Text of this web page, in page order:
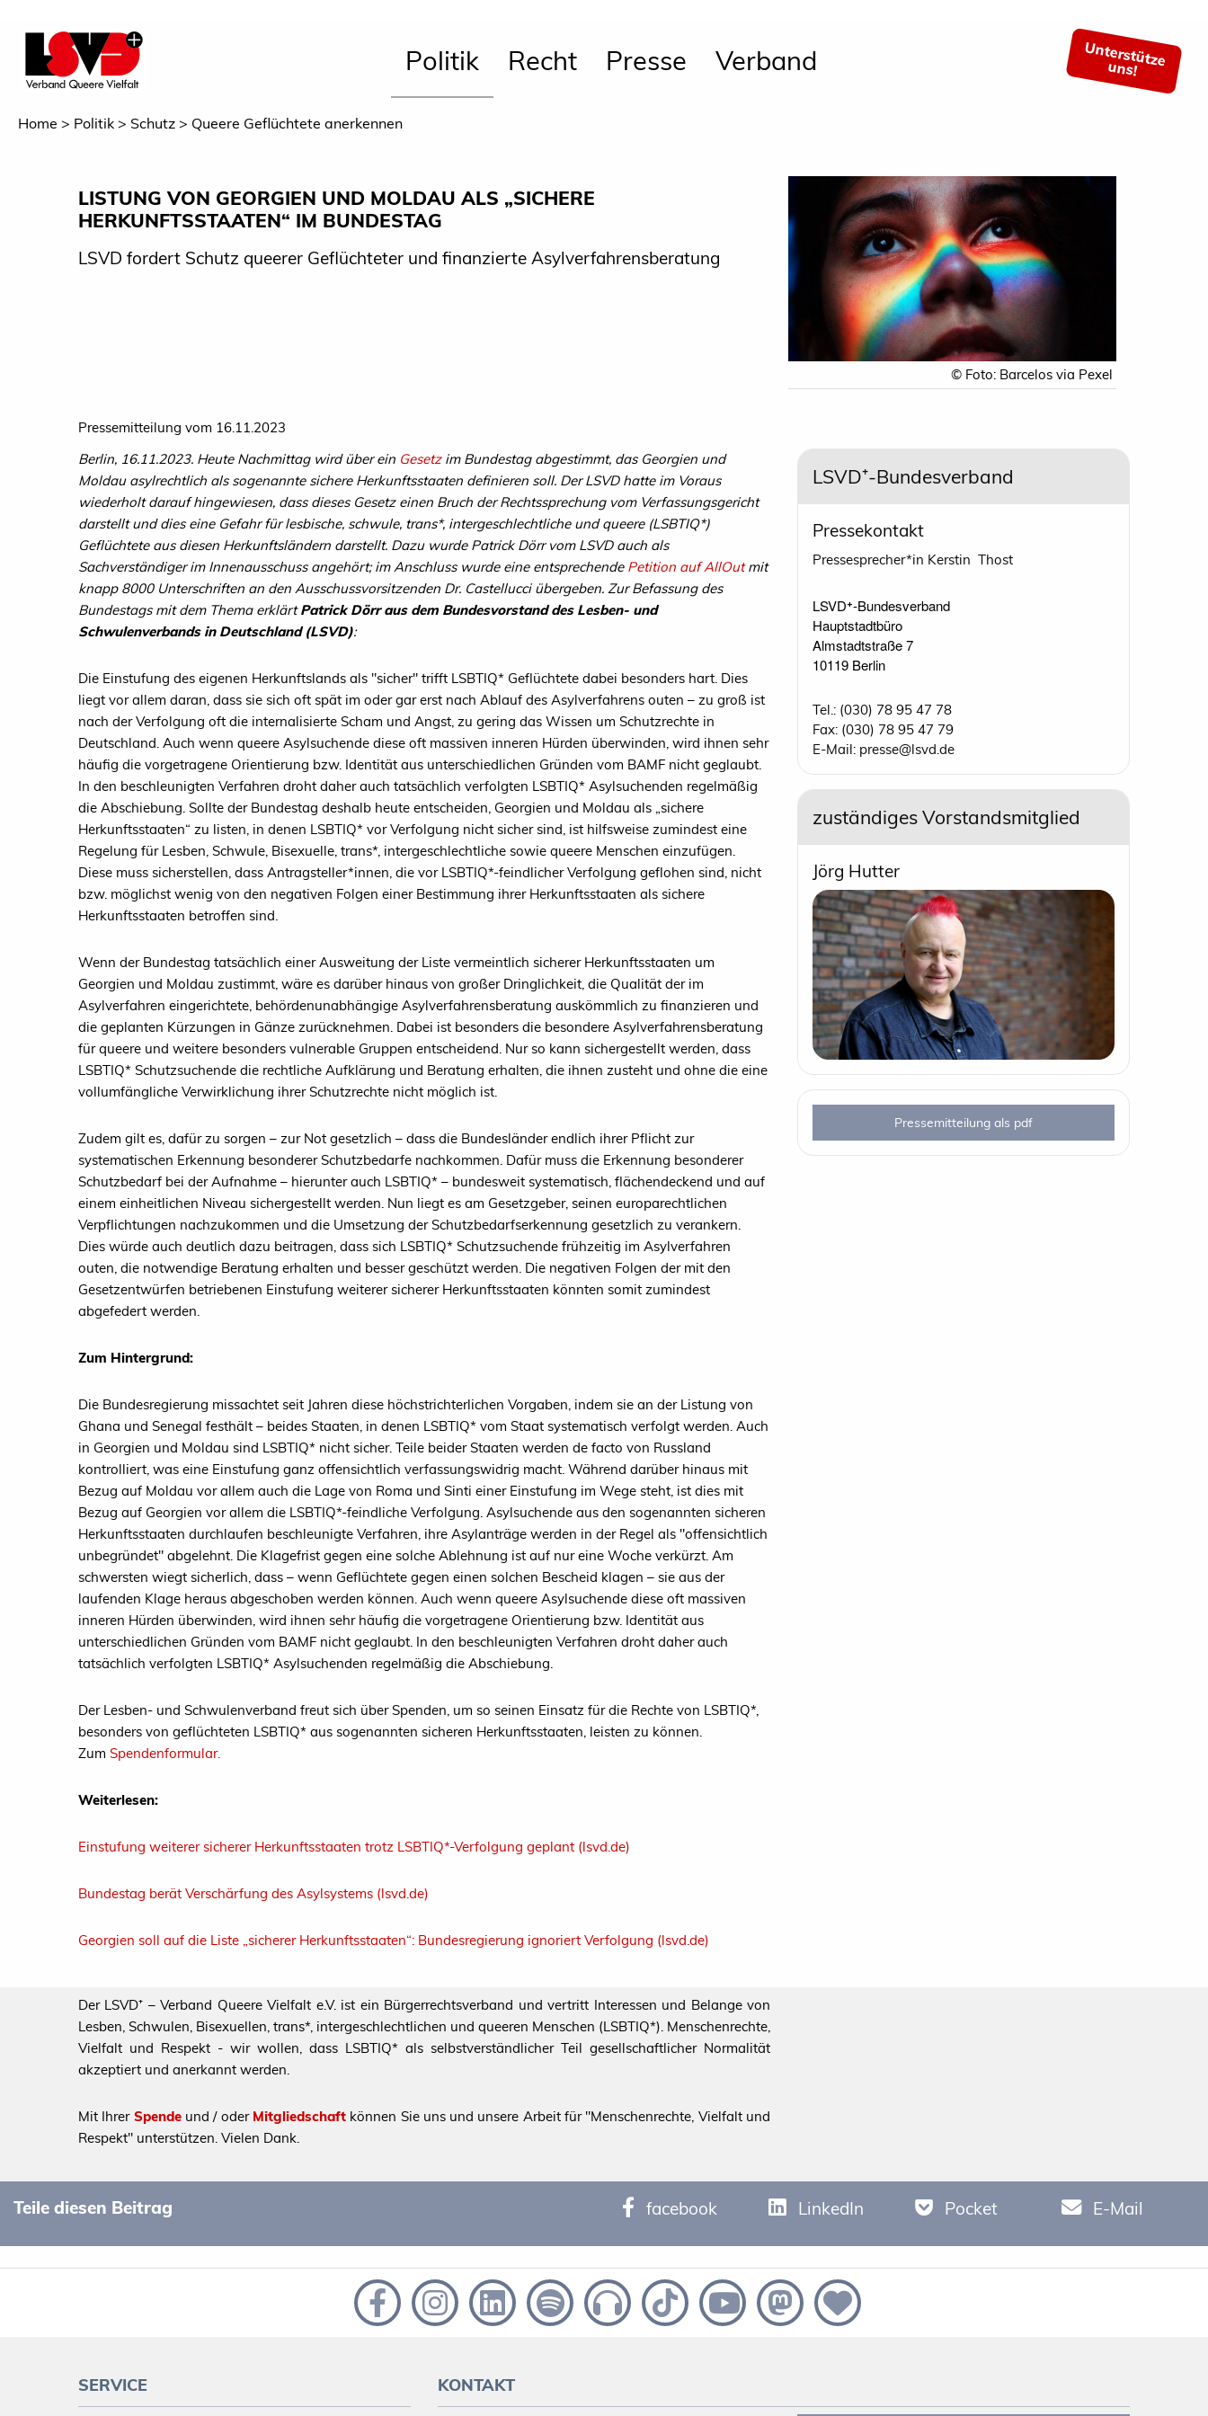
Politik Recht Presse Verband Unterstütze
uns!
Home Politik Schutz Queere Geflüchtete anerkennen
LISTUNG VON GEORGIEN UND MOLDAU ALS „SICHERE
HERKUNFTSSTAATEN“ IM BUNDESTAG
LSVD fordert Schutz queerer Geflüchteter und finanzierte Asylverfahrensberatung
© Foto: Barcelos via Pexel
Pressemitteilung vom 16.11.2023
Berlin, 16.11.2023. Heute Nachmittag wird über ein Gesetzim Bundestag abgestimmt, das Georgien und
Moldau asylrechtlich als sogenannte sichere Herkunftsstaaten definieren soll. Der LSVD hatte im Voraus
wiederholt darauf hingewiesen, dass dieses Gesetz einen Bruch der Rechtssprechung vom Verfassungsgericht
darstellt und dies eine Gefahr für lesbische, schwule, trans*, intergeschlechtliche und queere (LSBTIQ*)
Geflüchtete aus diesen Herkunftsländern darstellt. Dazu wurde Patrick Dörr vom LSVD auch als
Sachverständiger im Innenausschuss angehört; im Anschluss wurde eine entsprechende Petition auf AllOutmit
knapp 8000 Unterschriften an den Ausschussvorsitzenden Dr. Castellucci übergeben. Zur Befassung des
Bundestags mit dem Thema erklärtPatrick Dörr aus dem Bundesvorstand des Lesben- und
Schwulenverbands in Deutschland (LSVD):
Die Einstufung des eigenen Herkunftslands als "sicher" trifft LSBTIQ* Geflüchtete dabei besonders hart. Dies
liegt vor allem daran, dass sie sich oft spät im oder gar erst nach Ablauf des Asylverfahrens outen – zu groß ist
nach der Verfolgung oft die internalisierte Scham und Angst, zu gering das Wissen um Schutzrechte in
Deutschland. Auch wenn queere Asylsuchende diese oft massiven inneren Hürden überwinden, wird ihnen sehr
häufig die vorgetragene Orientierung bzw. Identität aus unterschiedlichen Gründen vom BAMF nicht geglaubt.
In den beschleunigten Verfahren droht daher auch tatsächlich verfolgten LSBTIQ* Asylsuchenden regelmäßig
die Abschiebung. Sollte der Bundestag deshalb heute entscheiden, Georgien und Moldau als „sichere
Herkunftsstaaten“ zu listen, in denen LSBTIQ* vor Verfolgung nicht sicher sind, ist hilfsweise zumindest eine
Regelung für Lesben, Schwule, Bisexuelle, trans*, intergeschlechtliche sowie queere Menschen einzufügen.
Diese muss sicherstellen, dass Antragsteller*innen, die vor LSBTIQ*-feindlicher Verfolgung geflohen sind, nicht
bzw. möglichst wenig von den negativen Folgen einer Bestimmung ihrer Herkunftsstaaten als sichere
Herkunftsstaaten betroffen sind.
Wenn der Bundestag tatsächlich einer Ausweitung der Liste vermeintlich sicherer Herkunftsstaaten um
Georgien und Moldau zustimmt, wäre es darüber hinaus von großer Dringlichkeit, die Qualität der im
Asylverfahren eingerichtete, behördenunabhängige Asylverfahrensberatung auskömmlich zu finanzieren und
die geplanten Kürzungen in Gänze zurücknehmen. Dabei ist besonders die besondere Asylverfahrensberatung
für queere und weitere besonders vulnerable Gruppen entscheidend. Nur so kann sichergestellt werden, dass
LSBTIQ* Schutzsuchende die rechtliche Aufklärung und Beratung erhalten, die ihnen zusteht und ohne die eine
vollumfängliche Verwirklichung ihrer Schutzrechte nicht möglich ist.
Zudem gilt es, dafür zu sorgen – zur Not gesetzlich – dass die Bundesländer endlich ihrer Pflicht zur
systematischen Erkennung besonderer Schutzbedarfe nachkommen. Dafür muss die Erkennung besonderer
Schutzbedarf bei der Aufnahme – hierunter auch LSBTIQ* – bundesweit systematisch, flächendeckend und auf
einem einheitlichen Niveau sichergestellt werden. Nun liegt es am Gesetzgeber, seinen europarechtlichen
Verpflichtungen nachzukommen und die Umsetzung der Schutzbedarfserkennung gesetzlich zu verankern.
Dies würde auch deutlich dazu beitragen, dass sich LSBTIQ* Schutzsuchende frühzeitig im Asylverfahren
outen, die notwendige Beratung erhalten und besser geschützt werden. Die negativen Folgen der mit den
Gesetzentwürfen betriebenen Einstufung weiterer sicherer Herkunftsstaaten könnten somit zumindest
abgefedert werden.
Zum Hintergrund:
Die Bundesregierung missachtet seit Jahren diese höchstrichterlichen Vorgaben, indem sie an der Listung von
Ghana und Senegal festhält – beides Staaten, in denen LSBTIQ* vom Staat systematisch verfolgt werden. Auch
in Georgien und Moldau sind LSBTIQ* nicht sicher. Teile beider Staaten werden de facto von Russland
kontrolliert, was eine Einstufung ganz offensichtlich verfassungswidrig macht. Während darüber hinaus mit
Bezug auf Moldau vor allem auch die Lage von Roma und Sinti einer Einstufung im Wege steht, ist dies mit
Bezug auf Georgien vor allem die LSBTIQ*-feindliche Verfolgung. Asylsuchende aus den sogenannten sicheren
Herkunftsstaaten durchlaufen beschleunigte Verfahren, ihre Asylanträge werden in der Regel als "offensichtlich
unbegründet" abgelehnt. Die Klagefrist gegen eine solche Ablehnung ist auf nur eine Woche verkürzt. Am
schwersten wiegt sicherlich, dass – wenn Geflüchtete gegen einen solchen Bescheid klagen – sie aus der
laufenden Klage heraus abgeschoben werden können. Auch wenn queere Asylsuchende diese oft massiven
inneren Hürden überwinden, wird ihnen sehr häufig die vorgetragene Orientierung bzw. Identität aus
unterschiedlichen Gründen vom BAMF nicht geglaubt. In den beschleunigten Verfahren droht daher auch
tatsächlich verfolgten LSBTIQ* Asylsuchenden regelmäßig die Abschiebung.
Der Lesben- und Schwulenverband freut sich über Spenden, um so seinen Einsatz für die Rechte von LSBTIQ*,
besonders von geflüchteten LSBTIQ* aus sogenannten sicheren Herkunftsstaaten, leisten zu können.
Zum Spendenformular.
Weiterlesen:
Einstufung weiterer sicherer Herkunftsstaaten trotz LSBTIQ*-Verfolgung geplant (lsvd.de)
Bundestag berät Verschärfung des Asylsystems (lsvd.de)
Georgien soll auf die Liste „sicherer Herkunftsstaaten“: Bundesregierung ignoriert Verfolgung (lsvd.de)
LSVD⁺-Bundesverband
Pressekontakt
Pressesprecher*in Kerstin Thost
LSVD⁺-Bundesverband
Hauptstadtbüro
Almstadtstraße 7
10119 Berlin
Tel.: (030) 78 95 47 78
Fax: (030) 78 95 47 79
E-Mail: presse@lsvd.de
zuständiges Vorstandsmitglied
Jörg Hutter
Pressemitteilung als pdf
Der LSVD⁺ – Verband Queere Vielfalt e.V. ist ein Bürgerrechtsverband und vertritt Interessen und Belange von
Lesben, Schwulen, Bisexuellen, trans*, intergeschlechtlichen und queeren Menschen (LSBTIQ*). Menschenrechte,
Vielfalt und Respekt - wir wollen, dass LSBTIQ* als selbstverständlicher Teil gesellschaftlicher Normalität
akzeptiert und anerkannt werden.
Mit Ihrer Spendeund / oder Mitgliedschaftkönnen Sie uns und unsere Arbeit für "Menschenrechte, Vielfalt und
Respekt" unterstützen. Vielen Dank.
Teile diesen Beitrag facebook LinkedIn Pocket E-Mail
SERVICE KONTAKT